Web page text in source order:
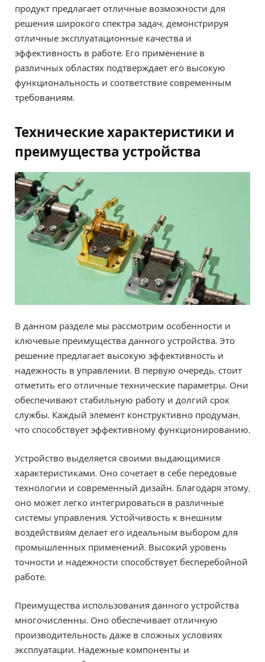
продукт предлагает отличные возможности для
решения широкого спектра задач, демонстрируя
отличные эксплуатационные качества и
эффективность в работе. Его применение в
различных областях подтверждает его высокую
функциональность и соответствие современным
требованиям.
Технические характеристики и
преимущества устройства
В данном разделе мы рассмотрим особенности и
ключевые преимущества данного устройства. Это
решение предлагает высокую эффективность и
надежность в управлении. В первую очередь, стоит
отметить его отличные технические параметры. Они
обеспечивают стабильную работу и долгий срок
службы. Каждый элемент конструктивно продуман,
что способствует эффективному функционированию.
Устройство выделяется своими выдающимися
характеристиками. Оно сочетает в себе передовые
технологии и современный дизайн. Благодаря этому,
оно может легко интегрироваться в различные
системы управления. Устойчивость к внешним
воздействиям делает его идеальным выбором для
промышленных применений. Высокий уровень
точности и надежности способствует бесперебойной
работе.
Преимущества использования данного устройства
многочисленны. Оно обеспечивает отличную
производительность даже в сложных условиях
эксплуатации. Надежные компоненты и